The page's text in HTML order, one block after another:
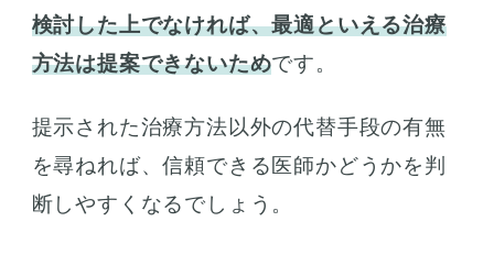
検討した上でなければ、最適といえる治療
方法は提案できないためです。
提示された治療方法以外の代替手段の有無
を尋ねれば、信頼できる医師かどうかを判
断しやすくなるでしょう。